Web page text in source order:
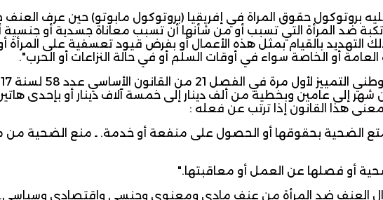
بروتوكول حقوق المراة في إفريقيا (بروتوكول مابوتو) حين عرف العنف
ضد المرأة التي تسبب أو من شأنها أن تسبب معاناة جسدية أو جنسية
التهديد بالقيام بمثل هذه الأعمال أو بفرض قيود تعسفية على المرأة
العامة أو الخاصة سواء في أوقات السلم أو في حالة النزاعات أو الحرب".
إلى عامين وبخطية من ألف دينار إلى خمسة آلاف دينار أو بإحدى
معنى هذا القانون إذا ترتب عن فعله :
الضحية بحقوقها أو الحصول على منفعة أو خدمة. ـ منع الضحية
أو فصلها عن العمل أو معاقبتها."
العنف ضد المرأة من عنف مادي ومعنوي وجنسي واقتصادي وسياسي.